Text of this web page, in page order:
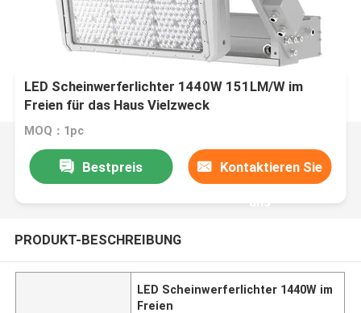
LED Scheinwerferlichter 1440W 151LM/W im
Freien für das Haus Vielzweck
MOQ：1pc
Bestpreis Kontaktieren Sie
uns
PRODUKT-BESCHREIBUNG
LED Scheinwerferlichter 1440W im
Freien